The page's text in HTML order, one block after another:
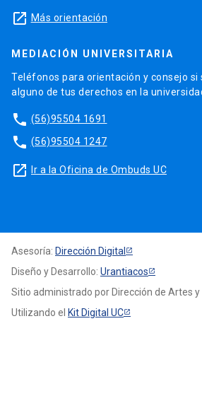
launch Más orientación
MEDIACIÓN UNIVERSITARIA
Teléfonos para orientación y consejo si
alguno de tus derechos en la
phone (56)95504 1691
phone (56)95504 1247
launch Ir a la Oficina de Ombuds UC
Asesoría: Dirección Digital
Diseño y Desarrollo: Urantiacos
Sitio administrado por Dirección de Artes
Utilizando el Kit Digital UC